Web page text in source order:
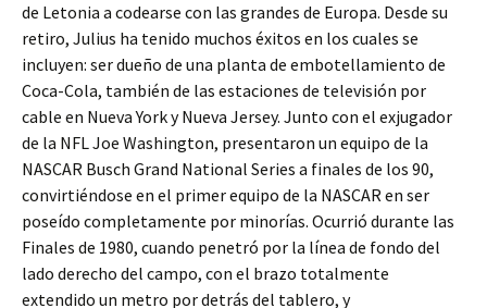
de Letonia a codearse con las grandes de Europa. Desde su
retiro, Julius ha tenido muchos éxitos en los cuales se
incluyen: ser dueño de una planta de embotellamiento de
Coca-Cola, también de las estaciones de televisión por
cable en Nueva York y Nueva Jersey. Junto con el exjugador
de la NFL Joe Washington, presentaron un equipo de la
NASCAR Busch Grand National Series a finales de los 90,
convirtiéndose en el primer equipo de la NASCAR en ser
poseído completamente por minorías. Ocurrió durante las
Finales de 1980, cuando penetró por la línea de fondo del
lado derecho del campo, con el brazo totalmente
extendido un metro por detrás del tablero, y